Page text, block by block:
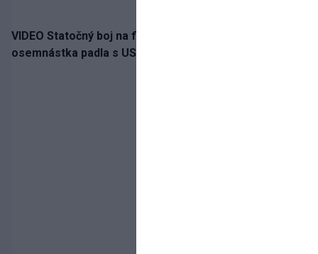
VIDEO Statočný boj na finále nestačil: Slovenská
osemnástka padla s USA a zabojuje o bronz